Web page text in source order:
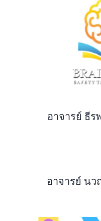
อาจารย์ ธี
อาจารย์ นว